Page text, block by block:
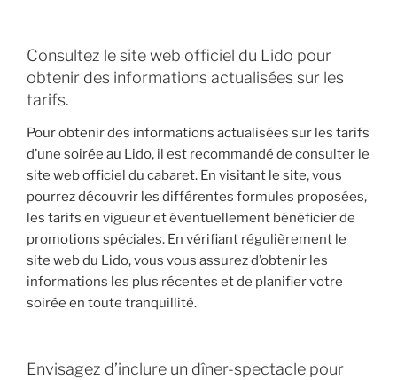
Consultez le site web officiel du Lido pour
obtenir des informations actualisées sur les
tarifs.
Pour obtenir des informations actualisées sur les tarifs
d’une soirée au Lido, il est recommandé de consulter le
site web officiel du cabaret. En visitant le site, vous
pourrez découvrir les différentes formules proposées,
les tarifs en vigueur et éventuellement bénéficier de
promotions spéciales. En vérifiant régulièrement le
site web du Lido, vous vous assurez d’obtenir les
informations les plus récentes et de planifier votre
soirée en toute tranquillité.
Envisagez d’inclure un dîner-spectacle pour